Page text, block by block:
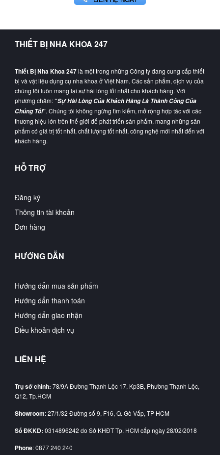
THIẾT BỊ NHA KHOA 247
Thiết Bị Nha Khoa 247là một trong những Công ty đang cung cấp thiết
bị và vật liệu dụng cụ nha khoa ở Việt Nam. Các sản phẩm, dịch vụ của
chúng tôi luôn mang lại sự hài lòng tốt nhất cho khách hàng. Với
phương châm:“Sự Hài Lòng Của Khách Hàng Là Thành Công Của
Chúng Tôi”. Chúng tôi không ngừng tìm kiếm, mở rộng hợp tác với các
thương hiệu lớn trên thế giới để phát triển sản phẩm, mang những sản
phẩm có giá trị tốt nhất, chất lượng tốt nhất, công nghệ mới nhất đến với
khách hàng.
HỖ TRỢ
Đăng ký
Thông tin tài khoản
Đơn hàng
HƯỚNG DẪN
Hướng dẩn mua sản phẩm
Hướng dẩn thanh toán
Hướng dẩn giao nhận
Điều khoản dịch vụ
LIÊN HỆ
Trụ sở chính: 78/9A Đường Thạnh Lộc 17, Kp3B, Phường Thạnh Lộc,
Q12, Tp.HCM
Showroom: 27/1/32 Đường số 9, F16, Q. Gò Vấp, TP HCM
Số ĐKKD: 0314896242 do Sở KHĐT Tp. HCM cấp ngày 28/02/2018
Phone: 0877 240 240